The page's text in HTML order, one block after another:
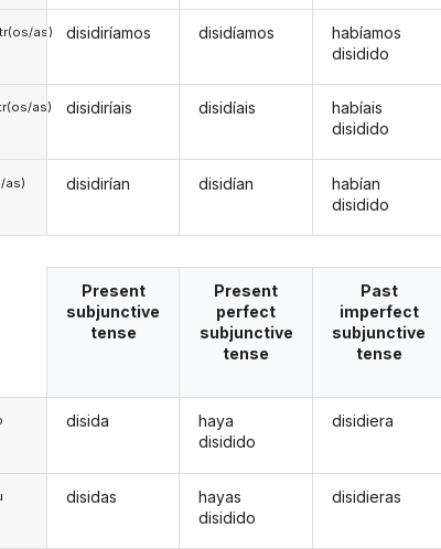
as)
as)
as)
disidiríamos
disidiríais
disidirían
disidíamos
disidíais
disidían
habíamos
disidido
habíais
disidido
habían
disidido
Present
subjunctive
tense
disida
disidas
Present
perfect
subjunctive
tense
haya
disidido
hayas
disidido
Past
imperfect
subjunctive
tense
disidiera
disidieras